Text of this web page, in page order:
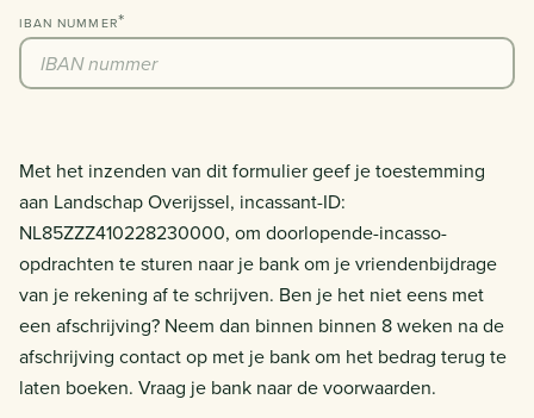
IBAN NUMMER
Met het inzenden van dit formulier geef je toestemming
aan Landschap Overijssel, incassant-ID:
NL85ZZZ410228230000, om doorlopende-incasso-
opdrachten te sturen naar je bank om je vriendenbijdrage
van je rekening af te schrijven. Ben je het niet eens met
een afschrijving? Neem dan binnen binnen 8 weken na de
afschrijving contact op met je bank om het bedrag terug te
laten boeken. Vraag je bank naar de voorwaarden.